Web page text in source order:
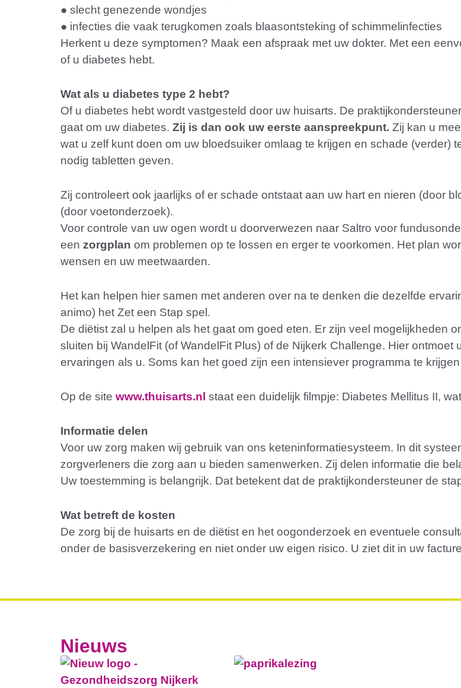
● slecht genezende wondjes
● infecties die vaak terugkomen zoals blaasontsteking of schimmelinfecties
Herkent u deze symptomen? Maak een afspraak met uw dokter. Met een
of u diabetes hebt.
Wat als u diabetes type 2 hebt?
Of u diabetes hebt wordt vastgesteld door uw huisarts. De
gaat om uw diabetes. Zij is dan ook uw eerste aanspreekpunt. Zij kan u
wat u zelf kunt doen om uw bloedsuiker omlaag te krijgen en schade (verder)
nodig tabletten geven.
Zij controleert ook jaarlijks of er schade ontstaat aan uw hart en nieren (door
(door voetonderzoek).
Voor controle van uw ogen wordt u doorverwezen naar Saltro voor
een zorgplan om problemen op te lossen en erger te voorkomen. Het plan
wensen en uw meetwaarden.
Het kan helpen hier samen met anderen over na te denken die dezelfde
animo) het Zet een Stap spel.
De diëtist zal u helpen als het gaat om goed eten. Er zijn veel mogelijkheden
sluiten bij WandelFit (of WandelFit Plus) of de Nijkerk Challenge. Hier
ervaringen als u. Soms kan het goed zijn een intensiever programma te
Op de site www.thuisarts.nl staat een duidelijk filmpje: Diabetes Mellitus II,
Informatie delen
Voor uw zorg maken wij gebruik van ons keteninformatiesysteem. In dit
zorgverleners die zorg aan u bieden samenwerken. Zij delen informatie die
Uw toestemming is belangrijk. Dat betekent dat de praktijkondersteuner de
Wat betreft de kosten
De zorg bij de huisarts en de diëtist en het oogonderzoek en eventuele
onder de basisverzekering en niet onder uw eigen risico. U ziet dit in uw
Nieuws